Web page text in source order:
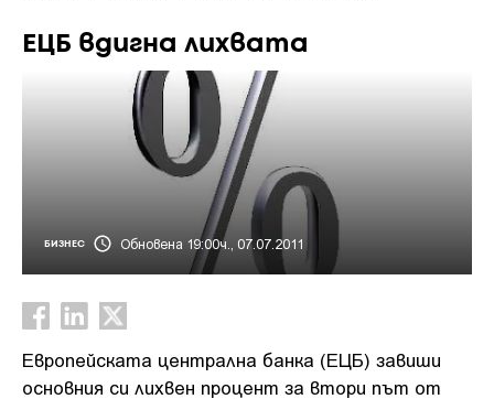
ЕЦБ вдигна лихвата
БИЗНЕС Обновена 19:00ч., 07.07.2011
Европейската централна банка (ЕЦБ) завиши
основния си лихвен процент за втори път от